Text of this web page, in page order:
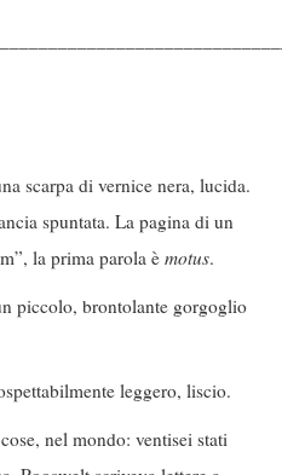
scarpa di vernice nera, lucida.
spuntata. La pagina di un
la prima parola è motus.
piccolo, brontolante gorgoglio
leggero, liscio.
nel mondo: ventisei stati